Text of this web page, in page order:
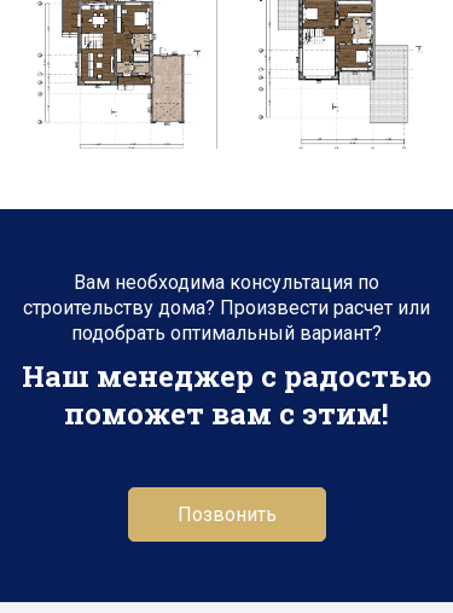
Вам необходима консультация по
строительству дома? Произвести расчет или
подобрать оптимальный вариант?
Наш менеджер с радостью
поможет вам с этим!
Позвонить